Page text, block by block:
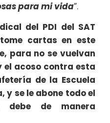
para mi vida”.
del PDI del SAT
cartas en este
para no se vuelvan
el acoso contra esta
de la Escuela
y se le abone todo el
de manera